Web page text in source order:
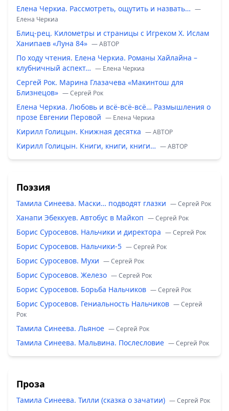
Елена Черкиа. Рассмотреть, ощутить и назвать… —
Елена Черкиа
Блиц-рец. Километры и страницы с Игреком Х. Ислам
Ханипаев «Луна 84» — ABTOP
По ходу чтения. Елена Черкиа. Романы Хайлайна –
клубничный аспект… — Елена Черкиа
Сергей Рок. Марина Глазачева «Макинтош для
Близнецов» — Сергей Рок
Елена Черкиа. Любовь и всё-всё-всё… Размышления о
прозе Евгении Перовой — Елена Черкиа
Кирилл Голицын. Книжная десятка — ABTOP
Кирилл Голицын. Книги, книги, книги… — ABTOP
Поэзия
Тамила Синеева. Маски… подводят глазки — Сергей Рок
Ханапи Эбеккуев. Автобус в Майкоп — Сергей Рок
Борис Суросевов. Нальчики и директора — Сергей Рок
Борис Суросевов. Нальчики-5 — Сергей Рок
Борис Суросевов. Мухи — Сергей Рок
Борис Суросевов. Железо — Сергей Рок
Борис Суросевов. Борьба Нальчиков — Сергей Рок
Борис Суросевов. Гениальность Нальчиков — Сергей
Рок
Тамила Синеева. Льяное — Сергей Рок
Тамила Синеева. Мальвина. Послесловие — Сергей Рок
Проза
Тамила Синеева. Тилли (сказка о зачатии) — Сергей Рок